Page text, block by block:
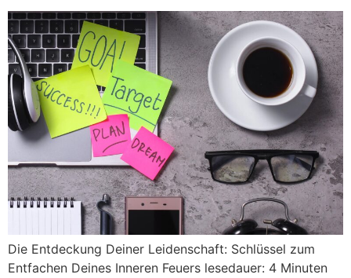
Die Entdeckung Deiner Leidenschaft: Schlüssel zum
Entfachen Deines Inneren Feuers lesedauer: 4 Minuten